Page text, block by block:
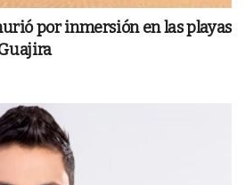
por inmersión en las playas